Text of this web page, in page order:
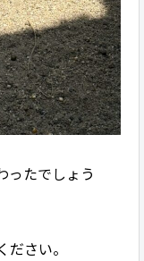
ったでしょう
さい。